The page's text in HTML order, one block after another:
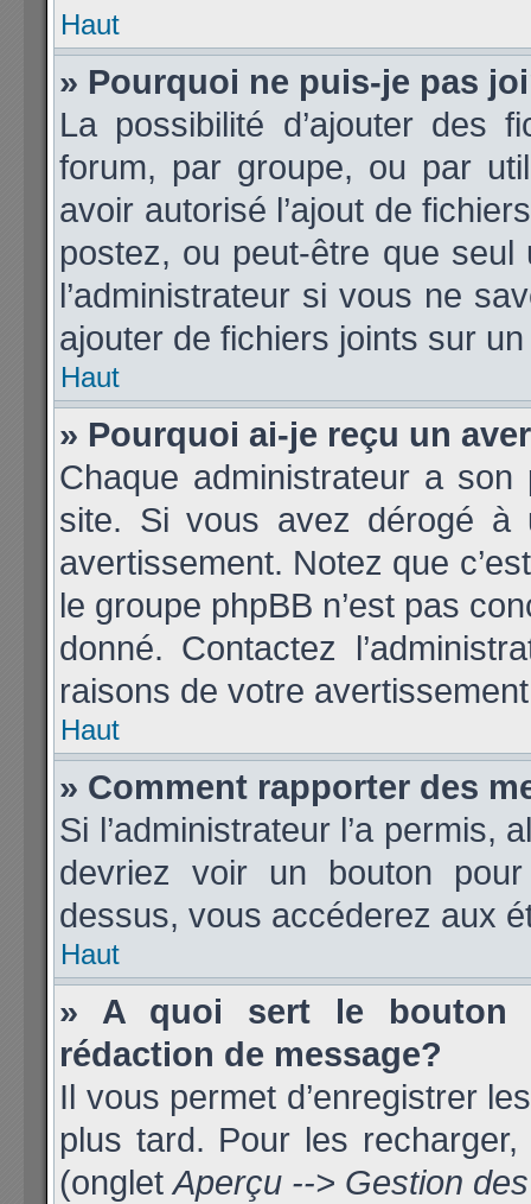
Haut
» Pourquoi ne puis-je pas
La possibilité d’ajouter des
forum, par groupe, ou par
avoir autorisé l’ajout de
postez, ou peut-être que
l’administrateur si vous ne
ajouter de fichiers joints sur
Haut
» Pourquoi ai-je reçu un
Chaque administrateur a
site. Si vous avez dérogé à
avertissement. Notez que
le groupe phpBB n’est pas
donné. Contactez
raisons de votre
Haut
» Comment rapporter des
Si l’administrateur l’a
devriez voir un bouton
dessus, vous accéderez aux
Haut
» A quoi sert le bouton
rédaction de message?
Il vous permet d’enregistrer
plus tard. Pour les
(ongletAperçu --> Gestion